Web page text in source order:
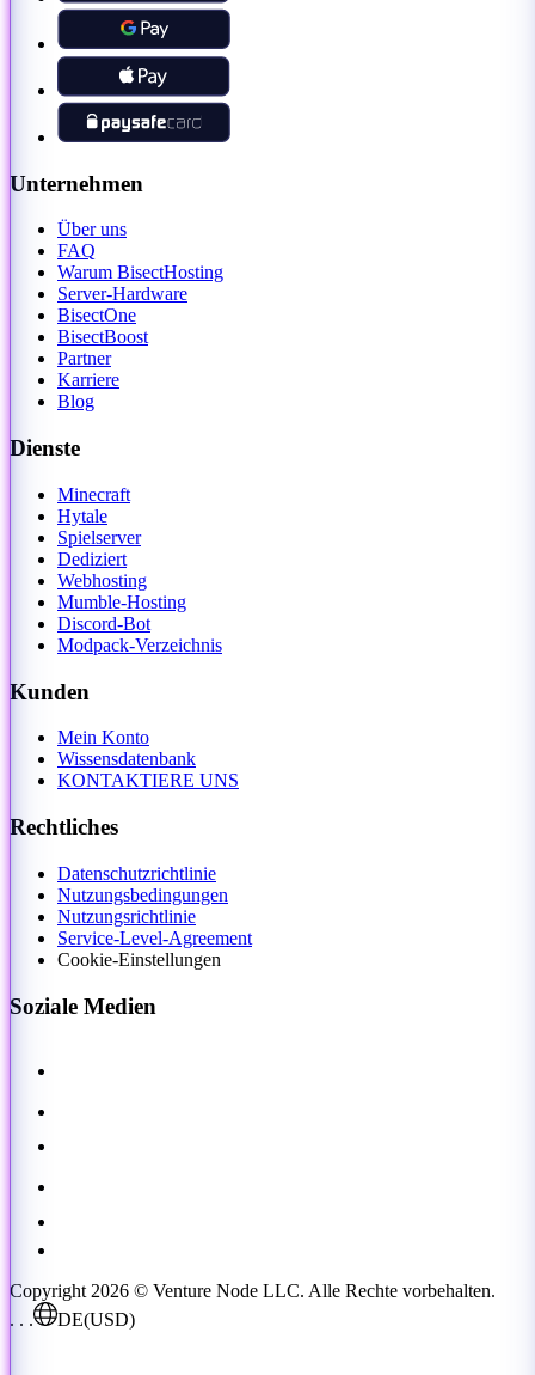
Unternehmen
Über uns
FAQ
Warum BisectHosting
Server-Hardware
BisectOne
BisectBoost
Partner
Karriere
Blog
Dienste
Minecraft
Hytale
Spielserver
Dediziert
Webhosting
Mumble-Hosting
Discord-Bot
Modpack-Verzeichnis
Kunden
Mein Konto
Wissensdatenbank
KONTAKTIERE UNS
Rechtliches
Datenschutzrichtlinie
Nutzungsbedingungen
Nutzungsrichtlinie
Service-Level-Agreement
Cookie-Einstellungen
Soziale Medien
Copyright 2026 © Venture Node LLC. Alle Rechte vorbehalten.
. . .
DE(USD)